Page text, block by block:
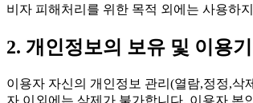
비자 피해처리를 위한 목적 외에는 사용하
2. 개인정보의 보유 및 이용
이용자 자신의 개인정보 관리(열람,정정,삭
자 이외에는 삭제가 불가합니다. 이용자 본